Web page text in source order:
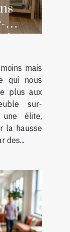
mais
qui nous
plus aux
sur-
élite,
la hausse
des...